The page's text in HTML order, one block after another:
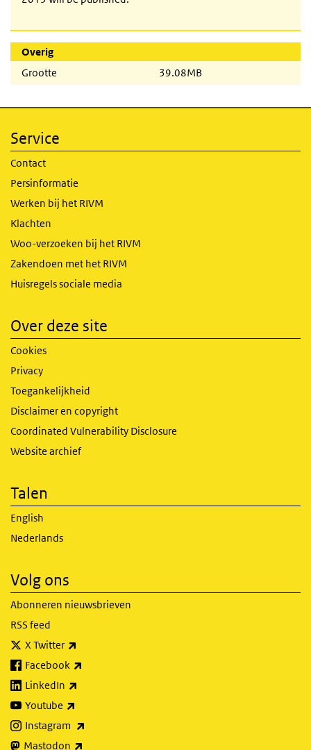
Overig
Grootte
39.08MB
Service
Contact
Persinformatie
Werken bij het RIVM
Klachten
Woo-verzoeken bij het RIVM
Zakendoen met het RIVM
Huisregels sociale media
Over deze site
Cookies
Privacy
Toegankelijkheid
Disclaimer en copyright
Coordinated Vulnerability Disclosure
Website archief
Talen
English
Nederlands
Volg ons
Abonneren nieuwsbrieven
RSS feed
X Twitter
Facebook
LinkedIn
Youtube
Instagram
Mastodon